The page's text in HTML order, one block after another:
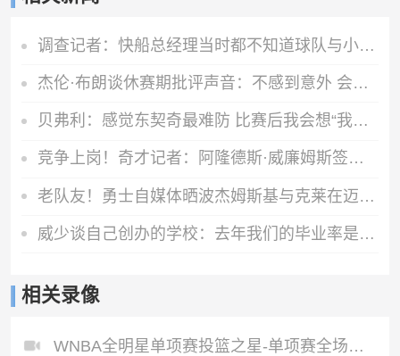
调查记者：快船总经理当时都不知道球队与小卡有多少份秘密协议
杰伦·布朗谈休赛期批评声音：不感到意外 会专注于应该专注的事
贝弗利：感觉东契奇最难防 比赛后我会想“我真的啥也做不了”
竞争上岗！奇才记者：阿隆德斯·威廉姆斯签的是一份训练营合同
老队友！勇士自媒体晒波杰姆斯基与克莱在迈阿密合练照片
威少谈自己创办的学校：去年我们的毕业率是百分之百
相关录像
WNBA全明星单项赛投篮之星-单项赛全场录像